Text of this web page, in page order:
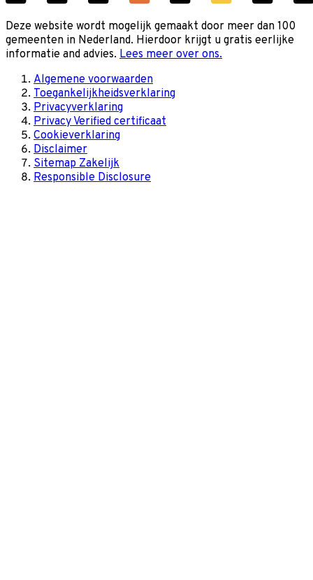
Deze website wordt mogelijk gemaakt door meer dan 100
gemeenten in Nederland. Hierdoor krijgt u gratis eerlijke
informatie and advies. Lees meer over ons.
Algemene voorwaarden
Toegankelijkheidsverklaring
Privacyverklaring
Privacy Verified certificaat
Cookieverklaring
Disclaimer
Sitemap Zakelijk
Responsible Disclosure